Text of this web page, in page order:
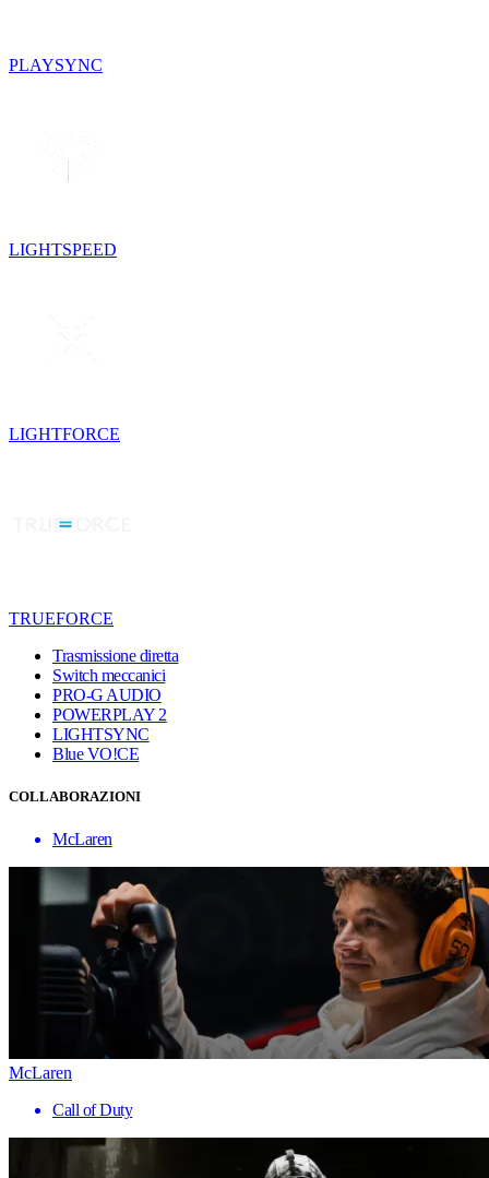
PLAYSYNC
LIGHTSPEED
LIGHTFORCE
TRUEFORCE
Trasmissione diretta
Switch meccanici
PRO-G AUDIO
POWERPLAY 2
LIGHTSYNC
Blue VO!CE
COLLABORAZIONI
McLaren
McLaren
Call of Duty